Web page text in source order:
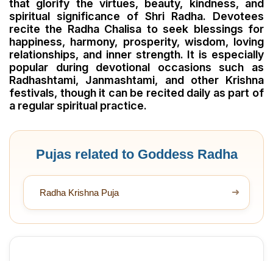
that glorify the virtues, beauty, kindness, and
spiritual significance of Shri Radha. Devotees
recite the Radha Chalisa to seek blessings for
happiness, harmony, prosperity, wisdom, loving
relationships, and inner strength. It is especially
popular during devotional occasions such as
Radhashtami, Janmashtami, and other Krishna
festivals, though it can be recited daily as part of
a regular spiritual practice.
Pujas related to Goddess Radha
Radha Krishna Puja ➜